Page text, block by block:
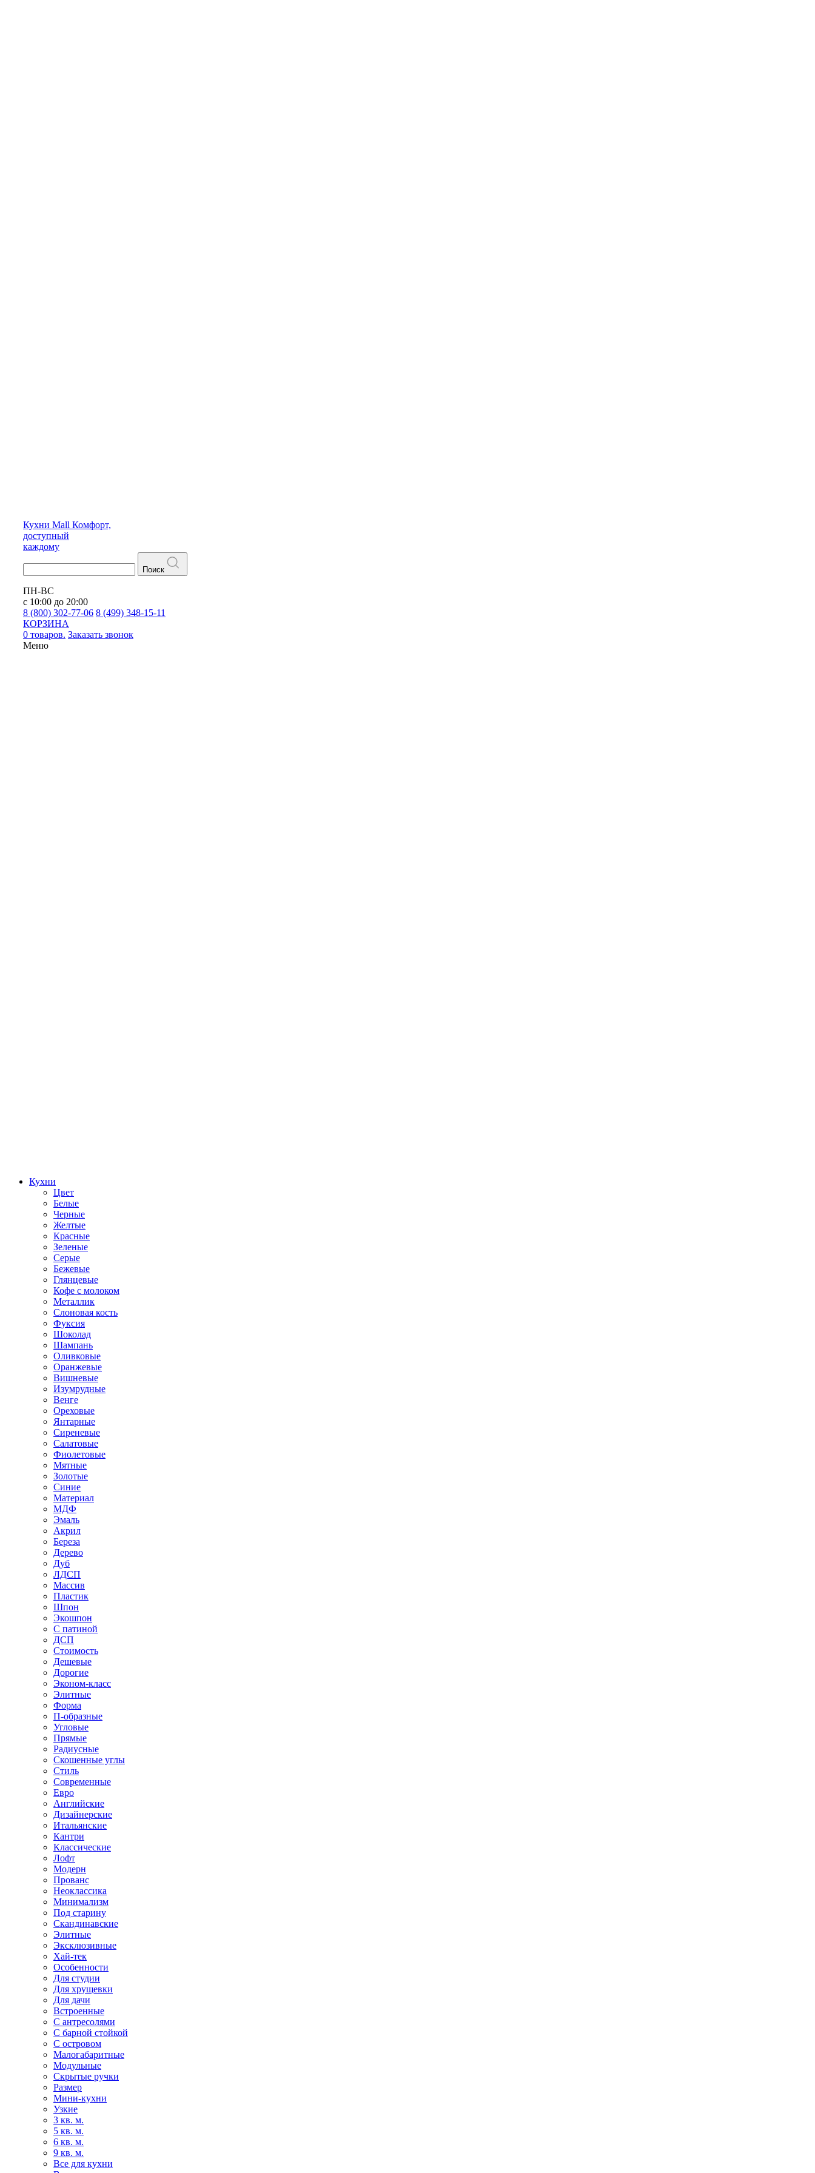
Кухни Mall Комфорт,
доступный
каждому
Поиск
ПН-ВС
с 10:00 до 20:00
8 (800) 302-77-06 8 (499) 348-15-11
КОРЗИНА
0 товаров. Заказать звонок
Меню
Кухни
Цвет
Белые
Черные
Желтые
Красные
Зеленые
Серые
Бежевые
Глянцевые
Кофе с молоком
Металлик
Слоновая кость
Фуксия
Шоколад
Шампань
Оливковые
Оранжевые
Вишневые
Изумрудные
Венге
Ореховые
Янтарные
Сиреневые
Салатовые
Фиолетовые
Мятные
Золотые
Синие
Материал
МДФ
Эмаль
Акрил
Береза
Дерево
Дуб
ЛДСП
Массив
Пластик
Шпон
Экошпон
С патиной
ДСП
Стоимость
Дешевые
Дорогие
Эконом-класс
Элитные
Форма
П-образные
Угловые
Прямые
Радиусные
Скошенные углы
Стиль
Современные
Евро
Английские
Дизайнерские
Итальянские
Кантри
Классические
Лофт
Модерн
Прованс
Неоклассика
Минимализм
Под старину
Скандинавские
Элитные
Эксклюзивные
Хай-тек
Особенности
Для студии
Для хрущевки
Для дачи
Встроенные
С антресолями
С барной стойкой
С островом
Малогабаритные
Модульные
Скрытые ручки
Размер
Мини-кухни
Узкие
3 кв. м.
5 кв. м.
6 кв. м.
9 кв. м.
Все для кухни